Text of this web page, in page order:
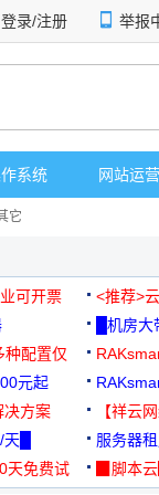
登录/注册 举报
系统 网站运营
它
可开票
<推荐>
█机房
种配置仅
用★
元起
用★
决方案
【祥云
█
服务器
免费试
▉脚本